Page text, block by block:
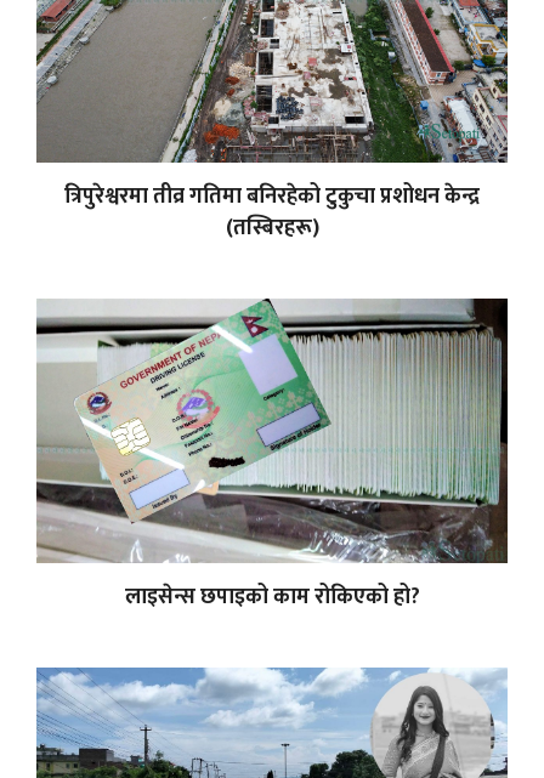
त्रिपुरेश्वरमा तीव्र गतिमा बनिरहेको टुकुचा प्रशोधन केन्द्र
(तस्बिरहरू)
लाइसेन्स छपाइको काम रोकिएको हो?